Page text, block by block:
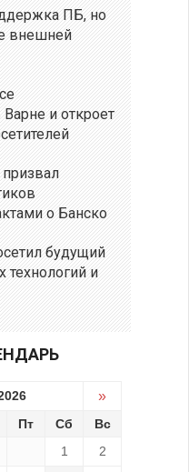
ПБ, но
внешней
и откроет
о Банско
будущий
технологий и
»
Пт Сб
Вс
1
2